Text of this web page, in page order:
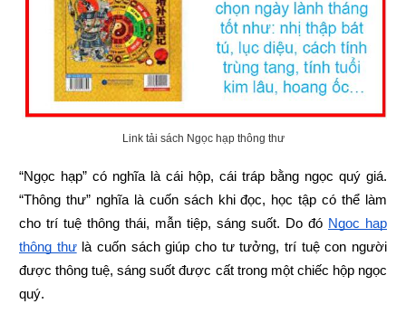
Link tải sách Ngọc hạp thông thư
“Ngọc hạp” có nghĩa là cái hộp, cái tráp bằng ngọc quý giá.
“Thông thư” nghĩa là cuốn sách khi đọc, học tập có thể làm
cho trí tuệ thông thái, mẫn tiệp, sáng suốt. Do đó Ngọc hạp
thông thư là cuốn sách giúp cho tư tưởng, trí tuệ con người
được thông tuệ, sáng suốt được cất trong một chiếc hộp ngọc
quý.